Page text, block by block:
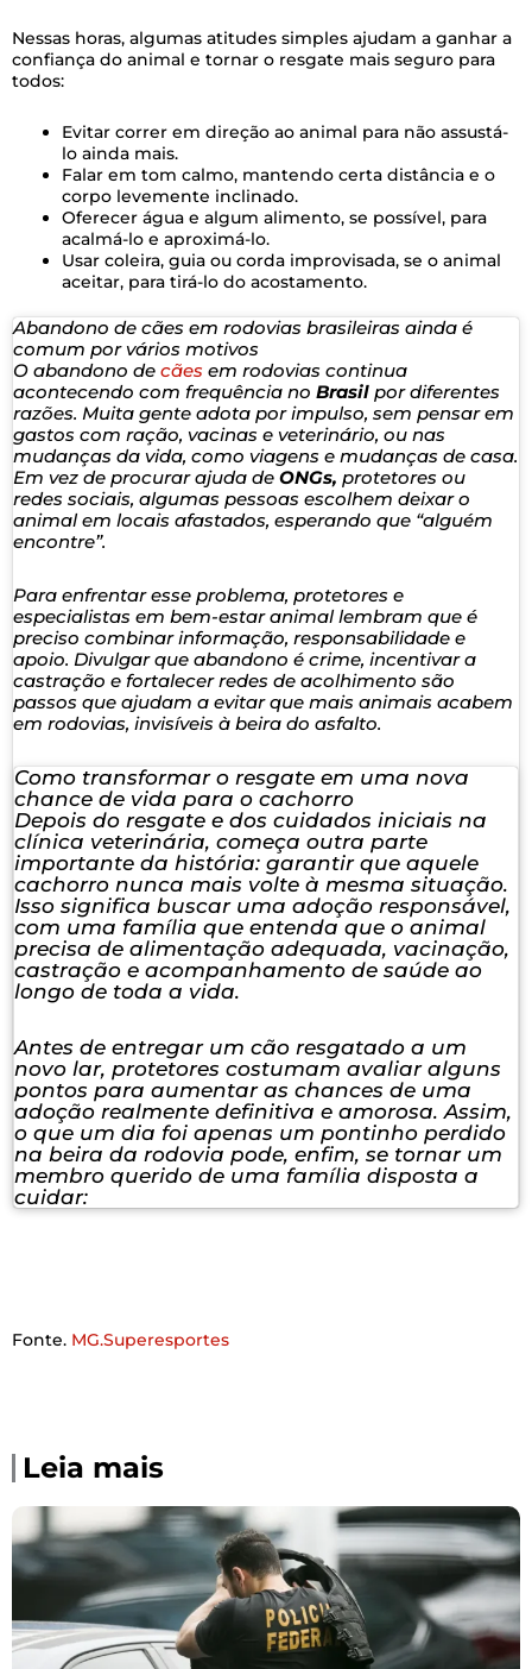
Nessas horas, algumas atitudes simples ajudam a ganhar a
confiança do animal e tornar o resgate mais seguro para
todos:
Evitar correr em direção ao animal para não assustá-
lo ainda mais.
Falar em tom calmo, mantendo certa distância e o
corpo levemente inclinado.
Oferecer água e algum alimento, se possível, para
acalmá-lo e aproximá-lo.
Usar coleira, guia ou corda improvisada, se o animal
aceitar, para tirá-lo do acostamento.
Abandono de cães em rodovias brasileiras ainda é
comum por vários motivos
O abandono de cães em rodovias continua
acontecendo com frequência no Brasil por diferentes
razões. Muita gente adota por impulso, sem pensar em
gastos com ração, vacinas e veterinário, ou nas
mudanças da vida, como viagens e mudanças de casa.
Em vez de procurar ajuda de ONGs, protetores ou
redes sociais, algumas pessoas escolhem deixar o
animal em locais afastados, esperando que “alguém
encontre”.
Para enfrentar esse problema, protetores e
especialistas em bem-estar animal lembram que é
preciso combinar informação, responsabilidade e
apoio. Divulgar que abandono é crime, incentivar a
castração e fortalecer redes de acolhimento são
passos que ajudam a evitar que mais animais acabem
em rodovias, invisíveis à beira do asfalto.
Como transformar o resgate em uma nova
chance de vida para o cachorro
Depois do resgate e dos cuidados iniciais na
clínica veterinária, começa outra parte
importante da história: garantir que aquele
cachorro nunca mais volte à mesma situação.
Isso significa buscar uma adoção responsável,
com uma família que entenda que o animal
precisa de alimentação adequada, vacinação,
castração e acompanhamento de saúde ao
longo de toda a vida.
Antes de entregar um cão resgatado a um
novo lar, protetores costumam avaliar alguns
pontos para aumentar as chances de uma
adoção realmente definitiva e amorosa. Assim,
o que um dia foi apenas um pontinho perdido
na beira da rodovia pode, enfim, se tornar um
membro querido de uma família disposta a
cuidar:
Fonte. MG.Superesportes
Leia mais